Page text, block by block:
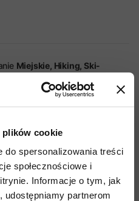
plików cookie
spersonalizowania treści
społecznościowe i
Informacje o tym, jak
partnerom
Miejskie, Hiking, Ski-
zewnętrzny Lightweight
włókien ThermoreEcodowno
z recyklingu butelek PET
temperatury do wagi